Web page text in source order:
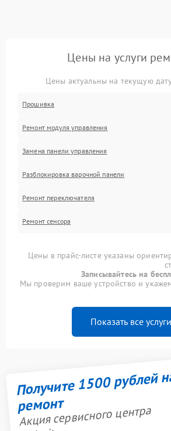
Цены на услуги
Цены актуальны на текущую
Прошивка
Ремонт модуля управления
Замена панели управления
Разблокировка варочной панели
Ремонт переключателя
Ремонт сенсора
Цены в прайс-листе указаны
Записывайтесь на
Мы проверим ваше устройство и
Показать все услуги
Получите 1500 рублей
ремонт
Акция сервисного центра